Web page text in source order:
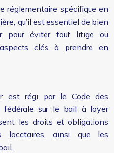
réglementaire spécifique en
qu’il est essentiel de bien
pour éviter tout litige ou
clés à prendre en
est régi par le Code des
sur le bail à loyer
les droits et obligations
locataires, ainsi que les